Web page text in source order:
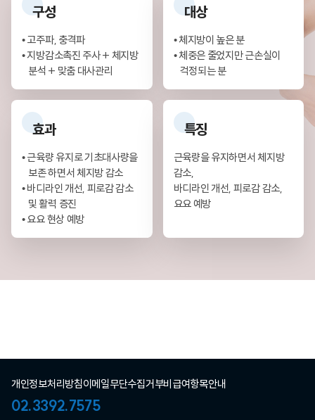
구성
• 고주파, 충격파
• 지방감소촉진 주사 + 체지방
분석 + 맞춤 대사관리
대상
• 체지방이 높은 분
• 체중은 줄었지만 근손실이
걱정되는 분
효과
• 근육량 유지로 기초대사량을
보존 하면서 체지방 감소
• 바디라인 개선, 피로감 감소
및 활력 증진
• 요요 현상 예방
특징
근육량을 유지하면서 체지방
감소,
바디라인 개선, 피로감 감소,
요요 예방
개인정보처리방침이메일무단수집거부비급여항목안내
02.3392.7575